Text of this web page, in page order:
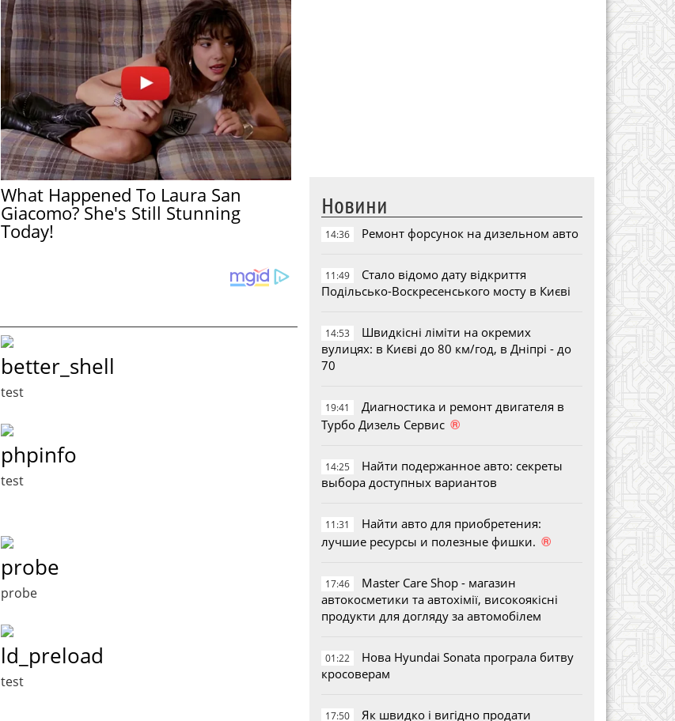
What Happened To Laura San
Giacomo? She's Still Stunning
Today!
better_shell
test
phpinfo
test
probe
probe
ld_preload
test
Новини
14:36 Ремонт форсунок на дизельном авто
11:49
Стало відомо дату відкриття
Подільсько-Воскресенського мосту в Києві
14:53
Швидкісні ліміти на окремих
вулицях: в Києві до 80 км/год, в Дніпрі - до
70
19:41
Диагностика и ремонт двигателя в
Турбо Дизель Сервис ®
14:25
Найти подержанное авто: секреты
выбора доступных вариантов
11:31
Найти авто для приобретения:
лучшие ресурсы и полезные фишки. ®
17:46
Master Care Shop - магазин
автокосметики та автохімії, високоякісні
продукти для догляду за автомобілем
01:22
Нова Hyundai Sonata програла битву
кросоверам
17:50
Як швидко і вигідно продати